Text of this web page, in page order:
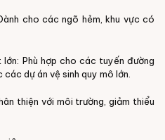
cho các ngõ hẻm, khu vực có
Phù hợp cho các tuyến đường
dự án vệ sinh quy mô lớn.
thiện với môi trường, giảm thiểu